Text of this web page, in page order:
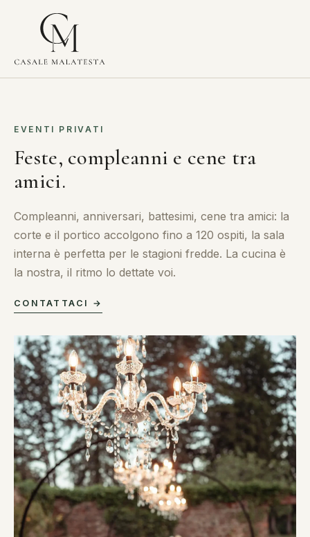
EVENTI PRIVATI
Feste, compleanni e cene tra
amici.
Compleanni, anniversari, battesimi, cene tra amici: la
corte e il portico accolgono fino a 120 ospiti, la sala
interna è perfetta per le stagioni fredde. La cucina è
la nostra, il ritmo lo dettate voi.
CONTATTACI